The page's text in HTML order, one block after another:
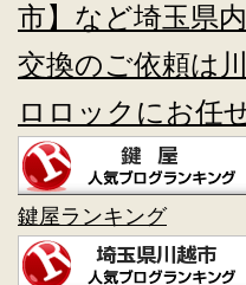
市】など埼玉県
交換のご依頼は
ロロックにお任
鍵屋ランキング